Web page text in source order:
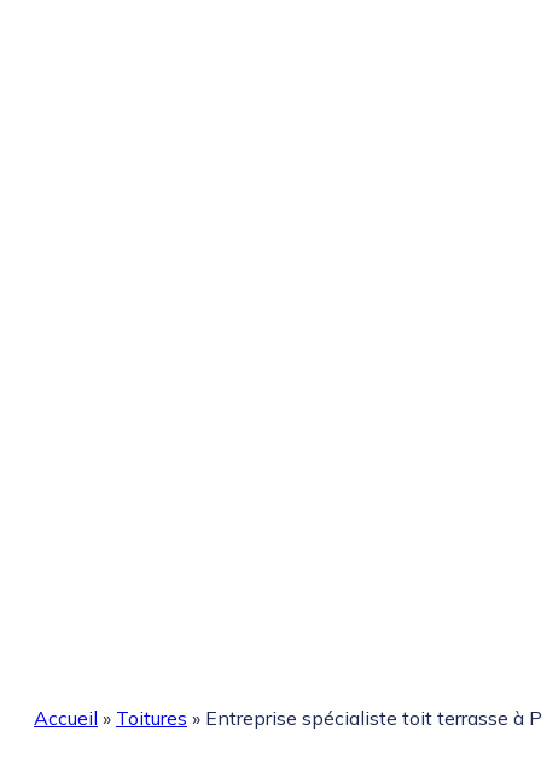
Accueil » Toitures » Entreprise spécialiste toit terrasse à